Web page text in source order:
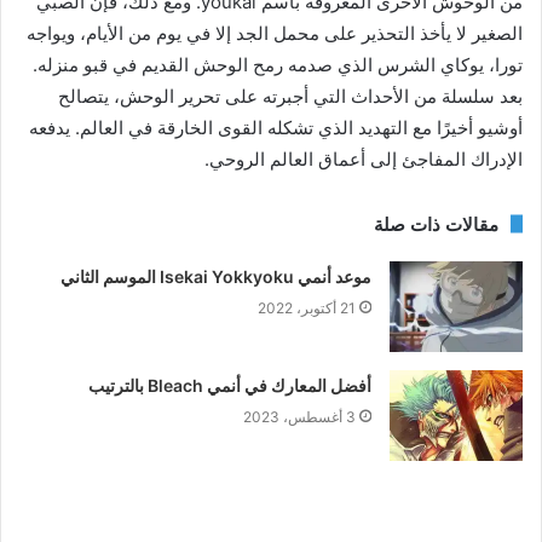
الصغير لا يأخذ التحذير على محمل الجد إلا في يوم من الأيام، ويواجه
تورا، يوكاي الشرس الذي صدمه رمح الوحش القديم في قبو منزله.
بعد سلسلة من الأحداث التي أجبرته على تحرير الوحش، يتصالح
أوشيو أخيرًا مع التهديد الذي تشكله القوى الخارقة في العالم. يدفعه
الإدراك المفاجئ إلى أعماق العالم الروحي.
مقالات ذات صلة
موعد أنمي Isekai Yokkyoku الموسم الثاني
21 أكتوبر، 2022
أفضل المعارك في أنمي Bleach بالترتيب
3 أغسطس، 2023